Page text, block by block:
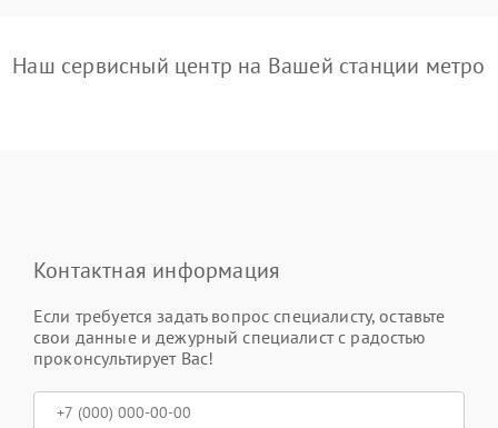
Наш сервисный центр на Вашей станции метро
Контактная информация
Если требуется задать вопрос специалисту, оставьте
свои данные и дежурный специалист с радостью
проконсультирует Вас!